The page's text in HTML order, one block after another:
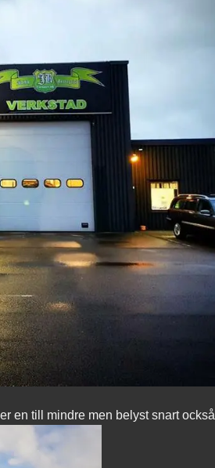
en till mindre men belyst snart